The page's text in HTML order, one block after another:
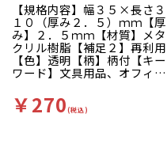
【規格内容】幅３５×長さ３
１０（厚み２．５）ｍｍ【厚
み】２．５ｍｍ【材質】メタ
クリル樹脂【補足２】再利用
【色】透明【柄】柄付【キー
ワード】文具用品、オフィス
利きの両方に対応した目盛り
がついています。
￥270(税込)